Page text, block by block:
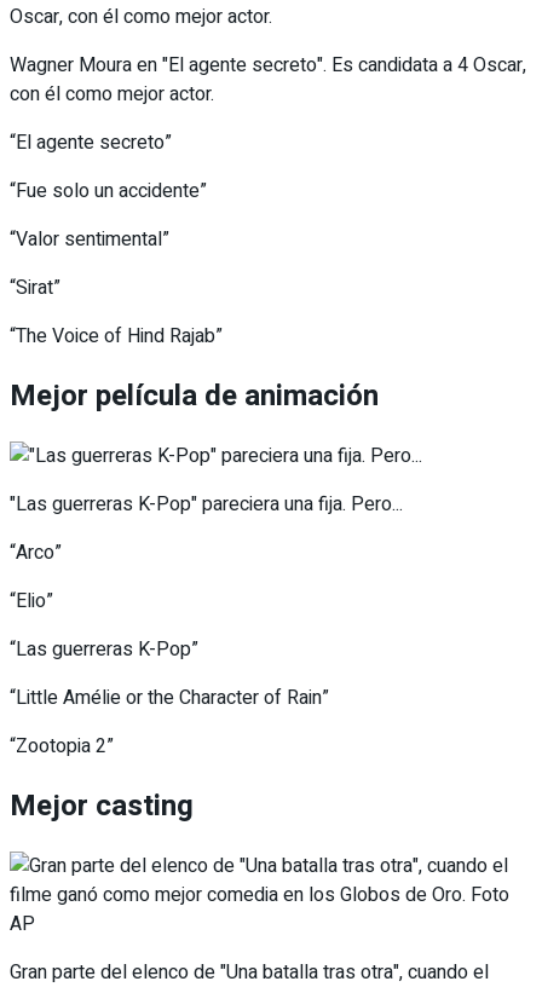
Wagner Moura en "El agente secreto". Es candidata a 4 Oscar,
con él como mejor actor.
“El agente secreto”
“Fue solo un accidente”
“Valor sentimental”
“Sirat”
“The Voice of Hind Rajab”
Mejor película de animación
"Las guerreras K-Pop" pareciera una fija. Pero...
“Arco”
“Elio”
“Las guerreras K-Pop”
“Little Amélie or the Character of Rain”
“Zootopia 2”
Mejor casting
Gran parte del elenco de "Una batalla tras otra", cuando el